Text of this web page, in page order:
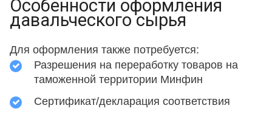
Особенности оформления
давальческого сырья
Для оформления также потребуется:
Разрешения на переработку товаров на
таможенной территории Минфин
Сертификат/декларация соответствия